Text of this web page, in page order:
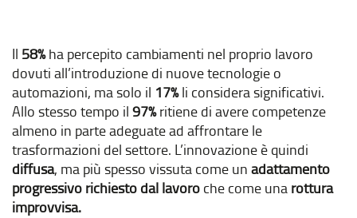
Il 58%ha percepito cambiamenti nel proprio lavoro
dovuti all’introduzione di nuove tecnologie o
automazioni, ma solo il 17%li considera significativi.
Allo stesso tempo il97%ritiene di avere competenze
almeno in parte adeguate ad affrontare le
trasformazioni del settore. L’innovazione è quindi
diffusa, ma più spesso vissuta come unadattamento
progressivo richiesto dal lavoroche come unarottura
improvvisa.